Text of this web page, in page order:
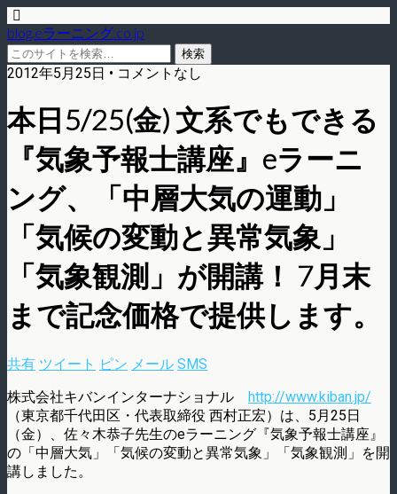
blog.eラーニング.co.jp
2012年5月25日 • コメントなし
本日5/25(金) 文系でもできる
『気象予報士講座』eラーニ
ング、「中層大気の運動」
「気候の変動と異常気象」
「気象観測」が開講！ 7月末
まで記念価格で提供します。
共有 ツイート ピン メール SMS
株式会社キバンインターナショナル http://www.kiban.jp/
（東京都千代田区・代表取締役 西村正宏）は、5月25日
（金）、佐々木恭子先生のeラーニング『気象予報士講座』
の「中層大気」「気候の変動と異常気象」「気象観測」を開
講しました。